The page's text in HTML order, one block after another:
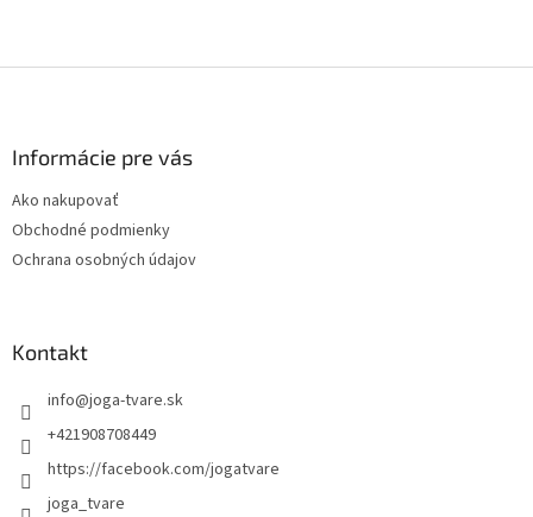
Informácie pre vás
Ako nakupovať
Obchodné podmienky
Ochrana osobných údajov
Kontakt
info@joga-tvare.sk
+421908708449
https://facebook.com/jogatvare
joga_tvare